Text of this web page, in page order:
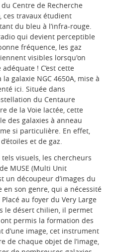
Centre de Recherche
ces travaux étudient
du bleu à l’infra-rouge.
qui devient perceptible
fréquence, les gaz
visibles lorsqu'on
! C’est cette
galaxie NGC 4650A, mise à
ici. Située dans
du Centaure
de la Voie lactée, cette
des galaxies à anneau
si particulière. En effet,
et de gaz.
visuels, les chercheurs
MUSE (Multi Unit
un découpeur d’images du
son genre, qui a nécessité
au foyer du Very Large
le désert chilien, il permet
permis la formation des
d’une image, cet instrument
de chaque objet de l’image,